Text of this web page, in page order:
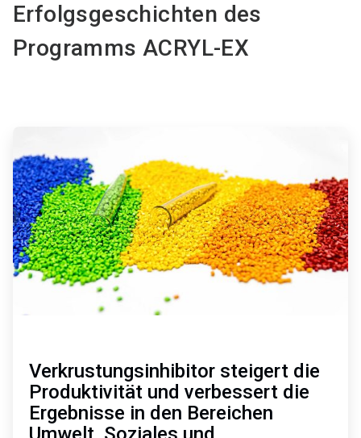
Erfolgsgeschichten des
Programms ACRYL-EX
von
2
Verkrustungsinhibitor steigert die
Produktivität und verbessert die
Ergebnisse in den Bereichen